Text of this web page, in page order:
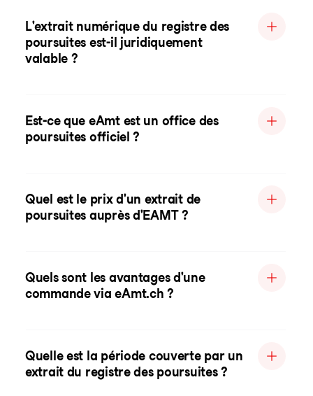
L'extrait numérique du registre des
poursuites est-il juridiquement
valable ?
Est-ce que eAmt est un office des
poursuites officiel ?
Quel est le prix d'un extrait de
poursuites auprès d'EAMT ?
Quels sont les avantages d'une
commande via eAmt.ch ?
Quelle est la période couverte par un
extrait du registre des poursuites ?